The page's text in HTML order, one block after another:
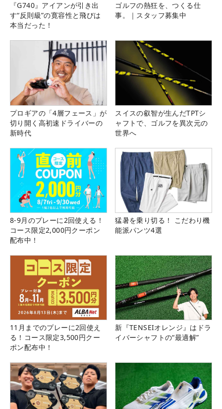
『G740』アイアンが引き出
す“反則級”の寛容性と飛びは
本当だった！
ゴルフの熱狂を、つくる仕
事。｜スタッフ募集中
プロギアの「4層フェース」が
切り開く高初速ドライバーの
新時代
スイスの叡智が生んだTPTシ
ャフトで、ゴルフを異次元の
世界へ
8-9月のプレーに2回使える！
コース限定2,000円クーポン
配布中！
猛暑を乗り切る！ こだわり機
能派パンツ4選
11月までのプレーに2回使え
る！コース限定3,500円クー
ポン配布中！
新『TENSEIオレンジ』はドラ
イバーシャフトの“最適解”